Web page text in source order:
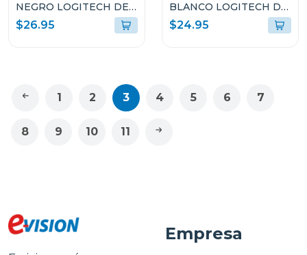
NEGRO LOGITECH DE
CABLE USB TIPO-C
CON MICROFONO
$26.95
BLANCO LOGITECH DE
CABLE USB TIPO-A
CON MICROFONO
$24.95
1 2 3 4 5 6 7
8 9 10 11
Empresa